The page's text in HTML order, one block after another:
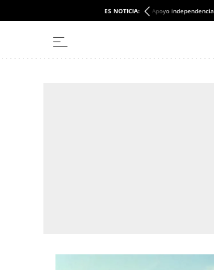
ES NOTICIA: Apoyo independencia